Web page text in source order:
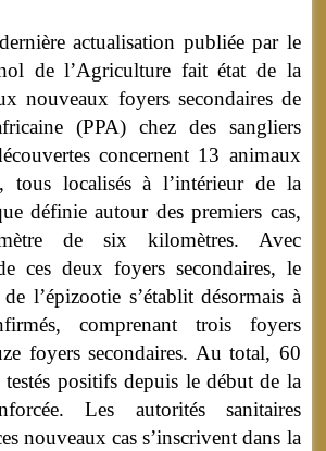
actualisation publiée par le
de l’Agriculture fait état de la
nouveaux foyers secondaires de
(PPA) chez des sangliers
concernent 13 animaux
tous localisés à l’intérieur de la
définie autour des premiers cas,
de six kilomètres. Avec
ces deux foyers secondaires, le
l’épizootie s’établit désormais à
comprenant trois foyers
foyers secondaires. Au total, 60
testés positifs depuis le début de la
Les autorités sanitaires
nouveaux cas s’inscrivent dans la